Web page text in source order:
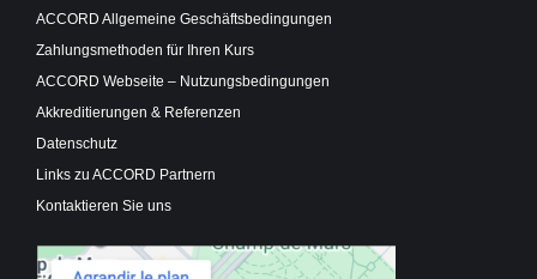
ACCORD Allgemeine Geschäftsbedingungen
Zahlungsmethoden für Ihren Kurs
ACCORD Webseite – Nutzungsbedingungen
Akkreditierungen & Referenzen
Datenschutz
Links zu ACCORD Partnern
Kontaktieren Sie uns